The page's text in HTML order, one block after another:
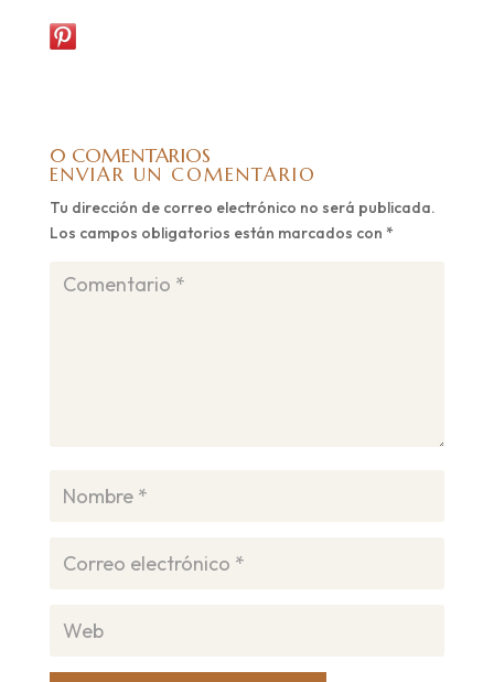
0 COMENTARIOS
ENVIAR UN COMENTARIO
Tu dirección de correo electrónico no será publicada.
Los campos obligatorios están marcados con *